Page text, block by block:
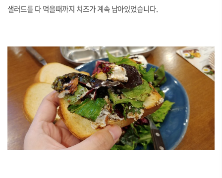
샐러드를 다 먹을때까지 치즈가 계속 남아있었습니다.